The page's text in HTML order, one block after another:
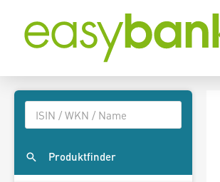
Produktfinder